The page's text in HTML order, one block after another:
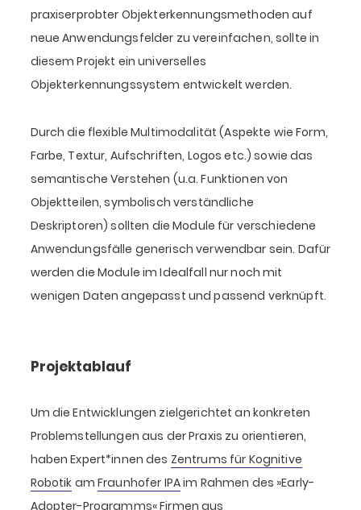
praxiserprobter Objekterkennungsmethoden auf
neue Anwendungsfelder zu vereinfachen, sollte in
diesem Projekt ein universelles
Objekterkennungssystem entwickelt werden.
Durch die flexible Multimodalität (Aspekte wie Form,
Farbe, Textur, Aufschriften, Logos etc.) sowie das
semantische Verstehen (u.a. Funktionen von
Objektteilen, symbolisch verständliche
Deskriptoren) sollten die Module für verschiedene
Anwendungsfälle generisch verwendbar sein. Dafür
werden die Module im Idealfall nur noch mit
wenigen Daten angepasst und passend verknüpft.
Projektablauf
Um die Entwicklungen zielgerichtet an konkreten
Problemstellungen aus der Praxis zu orientieren,
haben Expert*innen des Zentrums für Kognitive
Robotik amFraunhofer IPAim Rahmen des »Early-
Adopter-Programms« Firmen aus